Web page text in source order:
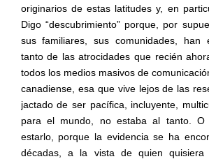
originarios de estas latitudes y, en
Digo “descubrimiento” porque, por
sus familiares, sus comunidades, han
tanto de las atrocidades que recién
todos los medios masivos de
canadiense, esa que vive lejos de las
jactado de ser pacífica, incluyente,
para el mundo, no estaba al tanto. O
estarlo, porque la evidencia se ha
décadas, a la vista de quien quisiera